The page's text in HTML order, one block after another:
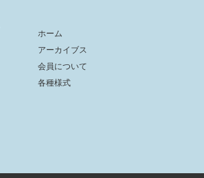
ホーム
アーカイブス
会員について
各種様式